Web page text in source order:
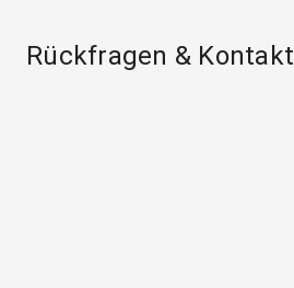
Rückfragen & Kontakt